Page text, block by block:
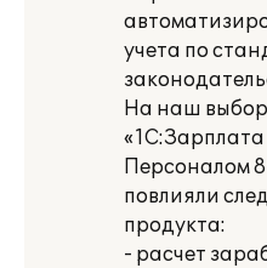
учета по
На наш
Персоналом
повлияли
продукта:
- расчет